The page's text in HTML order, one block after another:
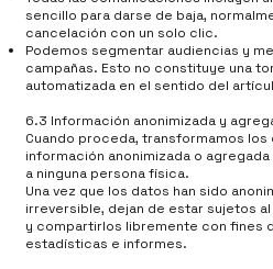
sencillo para darse de baja,
cancelación con un solo clic.
Podemos segmentar audiencias y
campañas. Esto no constituye una
automatizada en el sentido del
6.3 Información anonimizada y
Cuando proceda, transformamos
información anonimizada o
a ninguna persona física.
Una vez que los datos han sido
irreversible, dejan de estar sujetos
y compartirlos libremente con fines
estadísticas e informes.